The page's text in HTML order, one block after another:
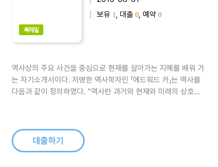
북레일
보유 1 , 대출 0 , 예약 0
역사상의 주요 사건을 중심으로 현재를 살아가는 지혜를 배워 가
는 자기소개서이다. 저명한 역사학자인 「에드워드 카」는 역사를
다음과 같이 정의하였다. “역사란 과거와 현재와 미래의 상호작
는지는 가늠이 가능하..
대출하기